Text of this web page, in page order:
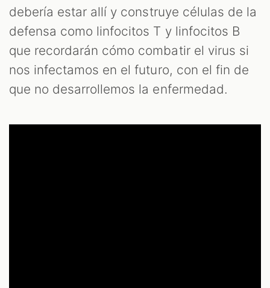
debería estar allí y construye células de la
defensa como linfocitos T y linfocitos B
que recordarán cómo combatir el virus si
nos infectamos en el futuro, con el fin de
que no desarrollemos la enfermedad.